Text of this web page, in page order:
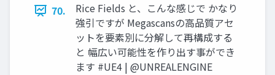
70.
Rice Fields と、こんな感じで かなり
強引ですが Megascansの高品質アセ
ットを要素別に分解して再構成する
と 幅広い可能性を作り出す事ができ
ます #UE4 | @UNREALENGINE